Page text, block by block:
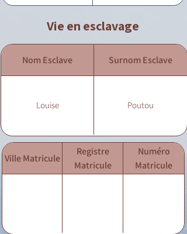
Vie en esclavage
Nom Esclave Surnom Esclave
Louise Poutou
Ville Matricule
Registre
Matricule
Numéro
Matricule